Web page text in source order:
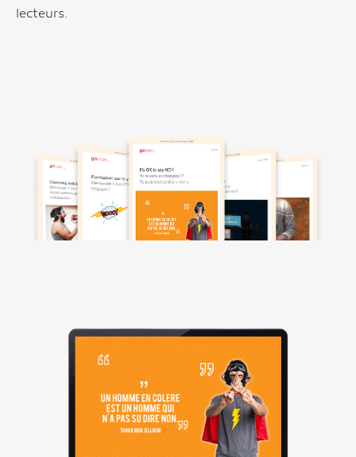
lecteurs.